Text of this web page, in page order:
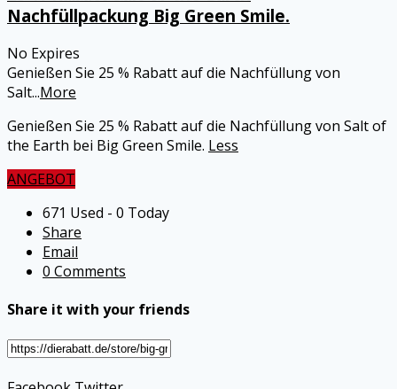
Nachfüllpackung Big Green Smile.
No Expires
Genießen Sie 25 % Rabatt auf die Nachfüllung von
Salt...More
Genießen Sie 25 % Rabatt auf die Nachfüllung von Salt of
the Earth bei Big Green Smile. Less
ANGEBOT
671 Used - 0 Today
Share
Email
0 Comments
Share it with your friends